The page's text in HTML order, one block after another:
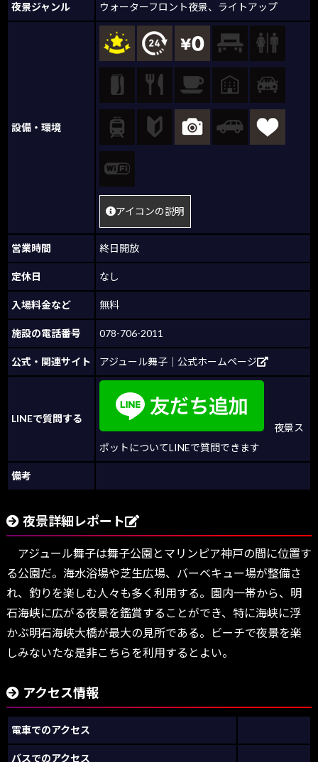
夜景ジャンル ウォーターフロント夜景、 ライトアップ
設備・環境
アイコンの説明
営業時間 終日開放
定休日 なし
入場料金など 無料
施設の電話番号 078-706-2011
公式・関連サイト アジュール舞子│公式ホームページ
LINEで質問する
夜景ス
ポットについてLINEで質問できます
備考
夜景詳細レポート
アジュール舞子は舞子公園とマリンピア神戸の間に位置す
る公園だ。海水浴場や芝生広場、バーベキュー場が整備さ
れ、釣りを楽しむ人々も多く利用する。園内一帯から、明
石海峡に広がる夜景を鑑賞することができ、特に海峡に浮
かぶ明石海峡大橋が最大の見所である。ビーチで夜景を楽
しみないたな是非こちらを利用するとよい。
アクセス情報
電車でのアクセス
バスでのアクセス